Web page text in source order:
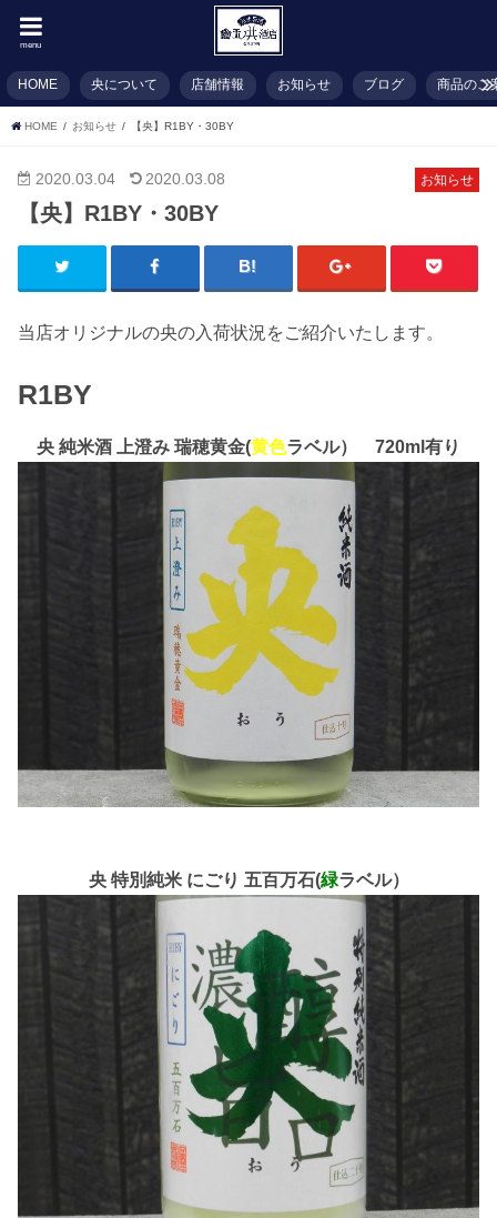
menu
HOME 央について 店舗情報 お知らせ ブログ 商品のご
HOME お知らせ 【央】R1BY・30BY
お知らせ
2020.03.04 2020.03.08
【央】R1BY・30BY
当店オリジナルの央の入荷状況をご紹介いたします。
R1BY
央 純米酒 上澄み 瑞穂黄金(黄色ラベル） 720ml有り
央 特別純米 にごり 五百万石(緑ラベル）